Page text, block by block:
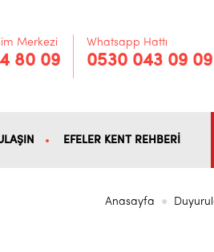
Merkezi
80 09
Whatsapp Hattı
0530 043 09 09
EFELER KENT REHBERİ
Anasayfa